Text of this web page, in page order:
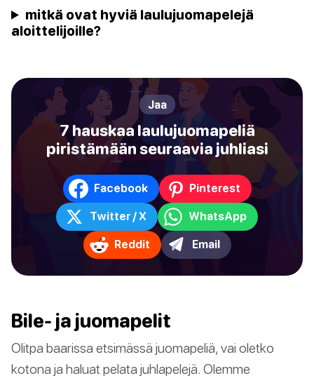
mitkä ovat hyviä laulujuomapelejä
aloittelijoille?
Jaa
7 hauskaa laulujuomapeliä
piristämään seuraavia juhliasi
Facebook Pinterest
Twitter / X WhatsApp
Reddit Email
Bile- ja juomapelit
Olitpa baarissa etsimässä juomapeliä, vai oletko
kotona ja haluat pelata juhlapelejä. Olemme